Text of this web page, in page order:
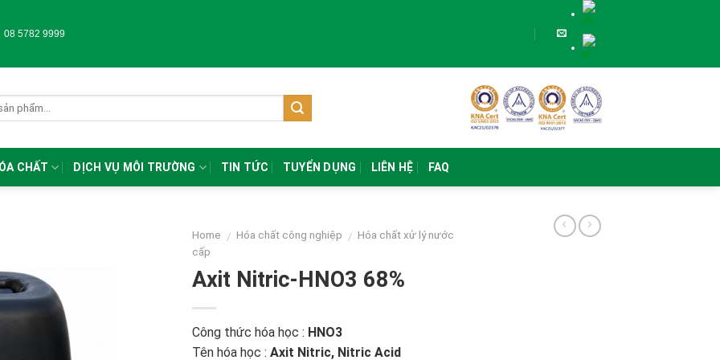
08 5782 9999
CHẤT DỊCH VỤ MÔI TRƯỜNG TIN TỨC TUYỂN DỤNG LIÊN HỆ FAQ
Home / Hóa chất công nghiệp / Hóa chất xử lý nước
cấp
Axit Nitric-HNO3 68%
Công thức hóa học : HNO3
Tên hóa học : Axit Nitric, Nitric Acid